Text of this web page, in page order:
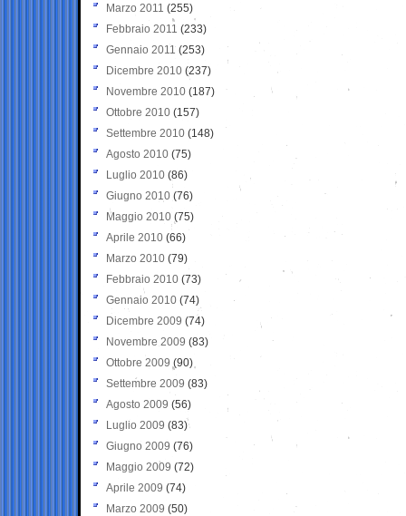
Marzo 2011 (255)
Febbraio 2011 (233)
Gennaio 2011 (253)
Dicembre 2010 (237)
Novembre 2010 (187)
Ottobre 2010 (157)
Settembre 2010 (148)
Agosto 2010 (75)
Luglio 2010 (86)
Giugno 2010 (76)
Maggio 2010 (75)
Aprile 2010 (66)
Marzo 2010 (79)
Febbraio 2010 (73)
Gennaio 2010 (74)
Dicembre 2009 (74)
Novembre 2009 (83)
Ottobre 2009 (90)
Settembre 2009 (83)
Agosto 2009 (56)
Luglio 2009 (83)
Giugno 2009 (76)
Maggio 2009 (72)
Aprile 2009 (74)
Marzo 2009 (50)